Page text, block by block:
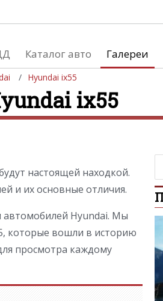
Каталог авто Галереи
Hyundai ix55
ix55
Автосалоны
Список мировых автосалонов
настоящей находкой.
и их основные отличия.
автомобилей Hyundai. Мы
которые вошли в историю
просмотра каждому